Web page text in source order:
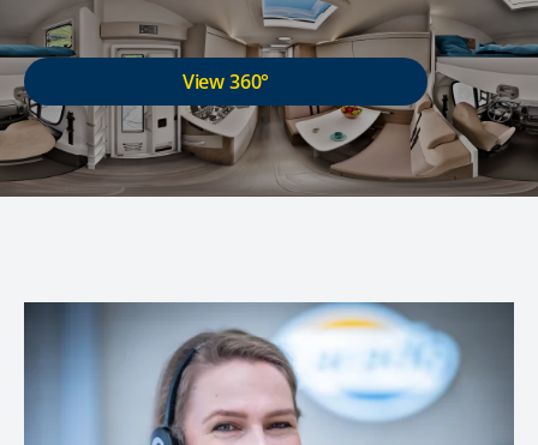
View 360°